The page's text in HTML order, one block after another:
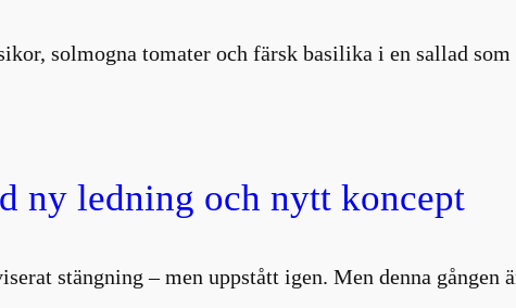
solmogna tomater och färsk basilika i en sallad
ny ledning och nytt koncept
stängning – men uppstått igen. Men denna